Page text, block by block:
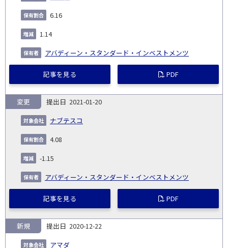
6.16
1.14
アバディーン・スタンダード・インベストメンツ
記事を見る PDF
2021-01-20
ナブテスコ
変更
4.08
-1.15
アバディーン・スタンダード・インベストメンツ
記事を見る PDF
2020-12-22
アマダ
新規